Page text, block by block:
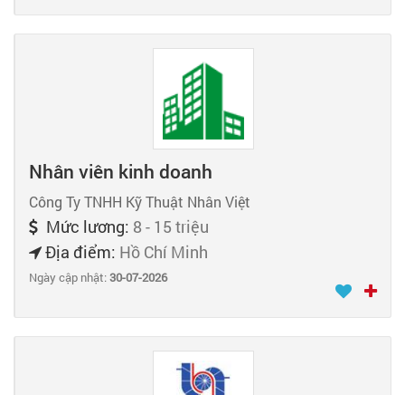
Nhân viên kinh doanh
Công Ty TNHH Kỹ Thuật Nhân Việt
Mức lương: 8 - 15 triệu
Địa điểm: Hồ Chí Minh
Ngày cập nhật:30-07-2026